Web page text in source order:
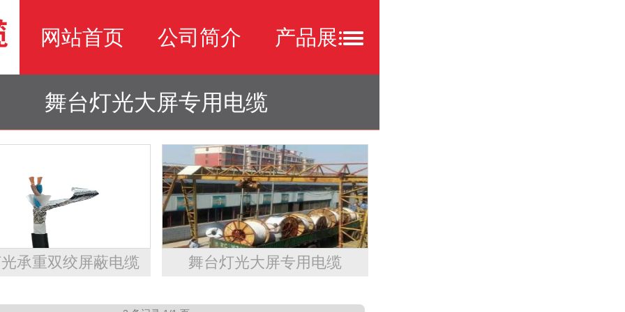
网站首页 公司简介 产品展示
舞台灯光大屏专用电缆
承重双绞屏蔽电缆 舞台灯光大屏专用电缆